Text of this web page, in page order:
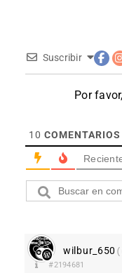
Suscribir
Por
10 COMENTARIOS
wilbur_650
#2194681